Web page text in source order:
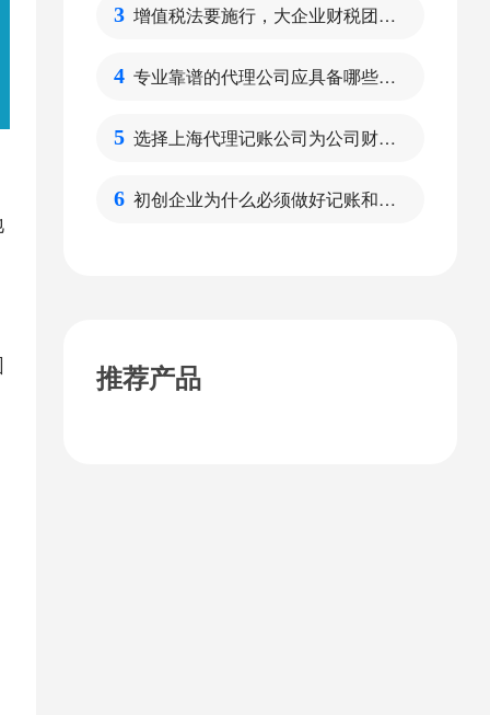
3 增值税法要施行，大企业财税团队
4 专业靠谱的代理公司应具备哪些特
5 选择上海代理记账公司为公司财税
6 初创企业为什么必须做好记账和报
推荐产品